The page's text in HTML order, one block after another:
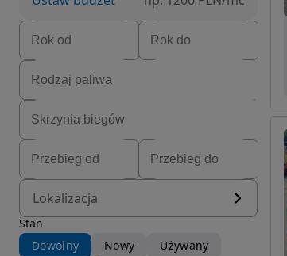
Lokalizacja
Stan
Dowolny
Nowy
Używany